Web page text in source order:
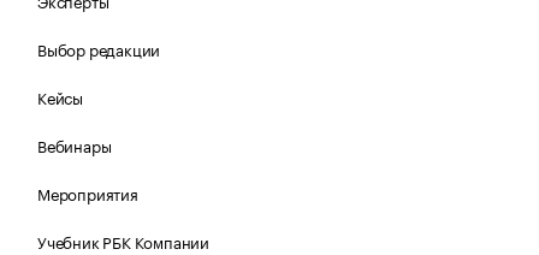
Выбор редакции
Кейсы
Вебинары
Мероприятия
Учебник РБК Компании